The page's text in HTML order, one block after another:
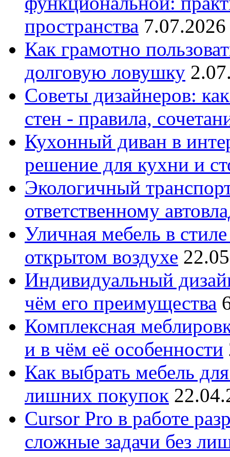
пространства
Как грамотно
долговую ловушку
Советы дизайнеров:
стен - правила,
Кухонный диван в
решение для кухни и
Экологичный
ответственному
Уличная мебель в
открытом воздухе
Индивидуальный
чём его преимущества
Комплексная
и в чём её особенности
Как выбрать мебель
лишних покупок
Cursor Pro в работе
сложные задачи без